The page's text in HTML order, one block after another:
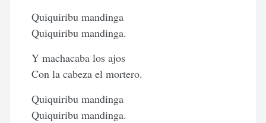
Quiquiribu mandinga
Quiquiribu mandinga.
Y machacaba los ajos
Con la cabeza el mortero.
Quiquiribu mandinga
Quiquiribu mandinga.